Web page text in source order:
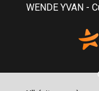
WENDE YVAN -